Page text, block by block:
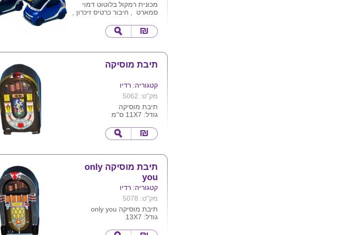
מכונית רמקול בלוטוט דמוי
סמארט , חיבור כרטיס זיכרון ,
סורק תחנות אוטומטי , סוללה
פנימית איכותית ועמידה .
ניתן להדפיס לוגו ע"ג המוצר
תיבת מוסיקה
קטגוריה: רדיו
מק"ט: 5062
תיבת מוסיקה
גודל: 11X7 ס''מ
תיבת מוסיקה only
you
קטגוריה: רדיו
מק"ט: 5078
תיבת מוסיקה only you
גודל: 13X7